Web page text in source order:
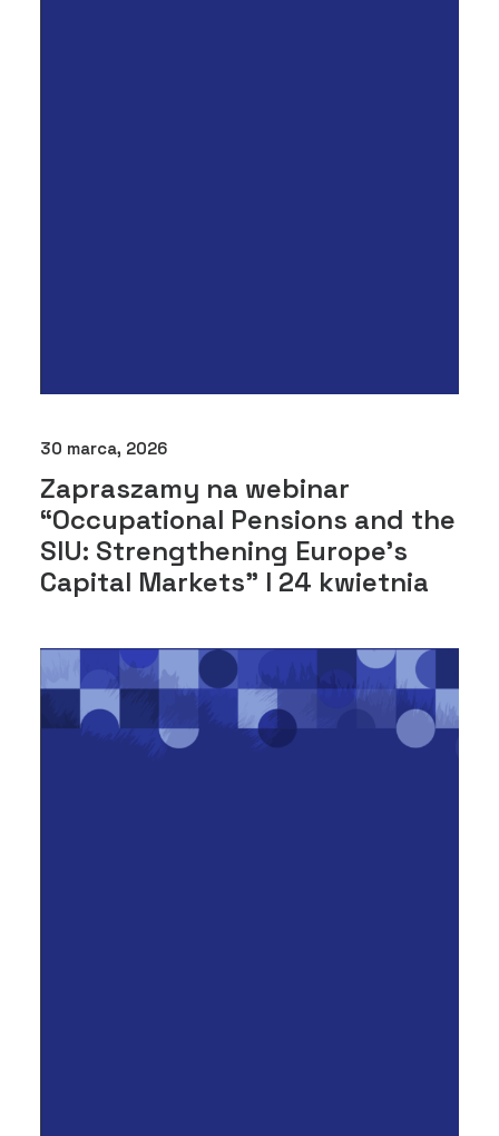
30 marca, 2026
Zapraszamy na webinar
“Occupational Pensions and the
SIU: Strengthening Europe’s
Capital Markets” I 24 kwietnia